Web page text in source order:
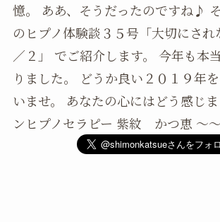
憶。 ああ、そうだったのですね♪
のヒプノ体験談３５号「大切にさ
／２」 でご紹介します。 今年も本
りました。 どうか良い２０１９年
いませ。 あなたの心にはどう感じ
ンヒプノセラピー 紫紋 かつ恵 ～